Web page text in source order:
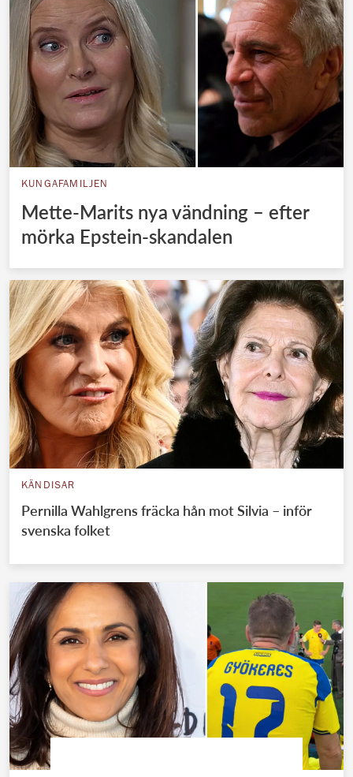
KUNGAFAMILJEN
Mette-Marits nya vändning – efter
mörka Epstein-skandalen
KÄNDISAR
Pernilla Wahlgrens fräcka hån mot Silvia – inför
svenska folket